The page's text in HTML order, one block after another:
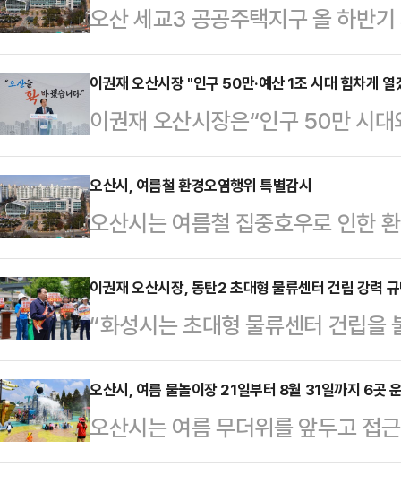
오산 세교3 공공주택지구 올 하반
시에 따르면 세교3 공공주택지구
근 국토교통부 중앙토지수용 위원
해당 지구는 2009년 지구지정이
재지정이 쉽지 않다는 의견이 있었
시장 취임 초기부터 핵심 공약사업
이브를 걸고 국토교통부·한국토지
제1호 세일즈맨’으로서의 …
이권재 오산시장 "인구 50만·예산 1조 시대 힘차게 열
이권재 오산시장은“인구 50만 시
산의 미래를 위해 힘차게 걸어나가
육문화센터에서 취임 3주년 기자회
세일즈맨’이라는 각오로 쉼 없이
난 3년 ‘함께하는 변화, 미래도시
데 앞장섰다"며 "그 결과 한국매니
약이행 및 정보공개 평가에서 최고
득했으며 지난 …
오산시, 여름철 환경오염행위 특별감시
오산시는 여름철 집중호우로 인한
8월까지 올해 ‘하절기 환경오염행
다.이번 특별감시는 장마 전 사전점
지원 등 3단계로 나뉘어 추진된다
장을 대상으로 자율점검을 유도하
의식을 높인다. 또 2단계인 7~8월
중심으로 불법배출 우려 사업장을
마 이후 방지시설 등…
이권재 오산시장, 동탄2 초대형 물류센터 건립 강력
“화성시는 초대형 물류센터 건립을
다”이권재 오산시장은 19일 화성
밝혔다.이 시장은 화성시의 초대형
업 전면 철회를 공식 요구했다.이날
으로 추진됐다.이날 규탄대회에는
오산시, 여름 물놀이장 21일부터 8월 31일까지 6곳
오산시는 여름 무더위를 앞두고 접
해 오는 21일부터 8월 31일까지 운